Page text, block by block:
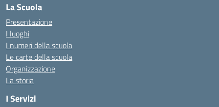
La Scuola
Presentazione
I luoghi
I numeri della scuola
Le carte della scuola
Organizzazione
La storia
I Servizi